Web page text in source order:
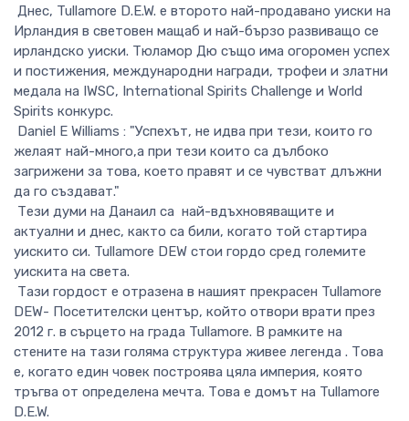
Днес, Tullamore D.E.W. е второто най-продавано уиски на
Ирландия в световен мащаб и най-бързо развиващо се
ирландско уиски. Тюламор Дю също има огоромен успех
и постижения, международни награди, трофеи и златни
медала на IWSC, International Spirits Challenge и World
Spirits конкурс.
Daniel E Williams : "Успехът, не идва при тези, които го
желаят най-много,а при тези които са дълбоко
загрижени за това, което правят и се чувстват длъжни
да го създават."
Тези думи на Данаил са най-вдъхновяващите и
актуални и днес, както са били, когато той стартира
уискито си. Tullamore DEW стои гордо сред големите
уискита на света.
Тази гордост е отразена в нашият прекрасен Tullamore
DEW- Посетителски център, който отвори врати през
2012 г. в сърцето на града Tullamore. В рамките на
стените на тази голяма структура живее легенда . Това
е, когато един човек построява цяла империя, която
тръгва от определена мечта. Това е домът на Tullamore
D.E.W.